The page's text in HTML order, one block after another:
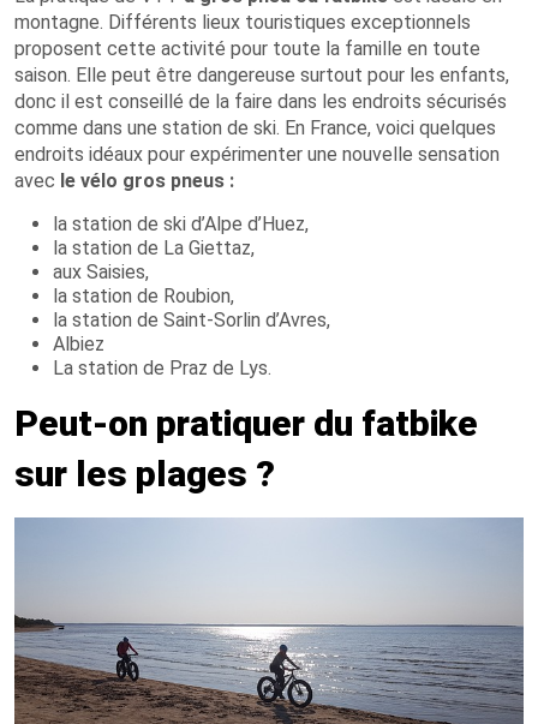
montagne. Différents lieux touristiques exceptionnels
proposent cette activité pour toute la famille en toute
saison. Elle peut être dangereuse surtout pour les enfants,
donc il est conseillé de la faire dans les endroits sécurisés
comme dans une station de ski. En France, voici quelques
endroits idéaux pour expérimenter une nouvelle sensation
avec le vélo gros pneus :
la station de ski d’Alpe d’Huez,
la station de La Giettaz,
aux Saisies,
la station de Roubion,
la station de Saint-Sorlin d’Avres,
Albiez
La station de Praz de Lys.
Peut-on pratiquer du fatbike
sur les plages ?